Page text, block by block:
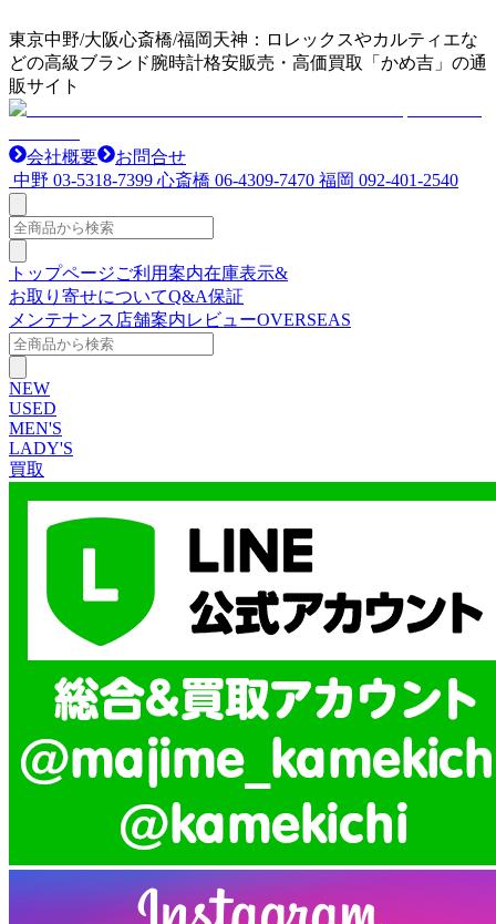
東京中野/大阪心斎橋/福岡天神：ロレックスやカルティエな
どの高級ブランド腕時計格安販売・高価買取「かめ吉」の通
販サイト
会社概要
お問合せ
中野 03-5318-7399 心斎橋 06-4309-7470 福岡 092-401-2540
トップページご利用案内在庫表示&
お取り寄せについてQ&A保証
メンテナンス 店舗案内レビューOVERSEAS
NEW
USED
MEN'S
LADY'S
買取